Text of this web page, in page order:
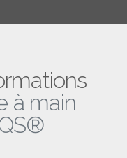
à main